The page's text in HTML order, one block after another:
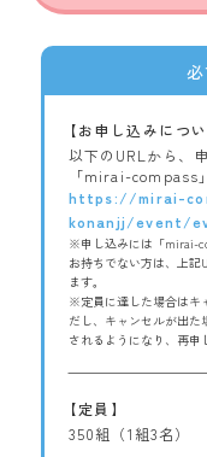
【お申し込みについ
以下のURLから、
「mirai-compass
https://mirai-
konanjj/event/
※申し込みには「mirai-
お持ちでない方は、上記
ます。
※定員に達した場合はキ
だし、キャンセルが出
されるようになり、再申
【定員】
350組（1組3名）